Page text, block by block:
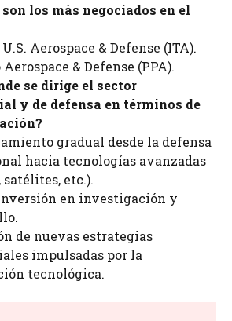
son los más negociados en el
Aerospace & Defense (ITA).
& Defense (PPA).
se dirige el sector
y de defensa en términos de
gradual desde la defensa
hacia tecnologías avanzadas
satélites, etc.).
en investigación y
de nuevas estrategias
impulsadas por la
tecnológica.